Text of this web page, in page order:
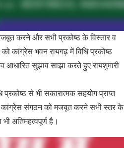
करने और सभी प्रकोष्ठ के विस्तार व
कांग्रेस भवन रायगढ़ में विधि प्रकोष्ठ
सुझाव साझा करते हुए रायशुमारी
से भी सकारात्मक सहयोग प्राप्त
कांग्रेस संगठन को मजबूत करने सभी स्तर के
अतिमहत्वपूर्ण है।